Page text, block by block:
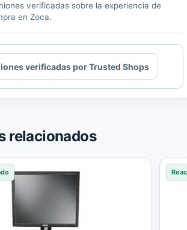
verificadas sobre la experiencia de
en Zoca.
verificadas por Trusted Shops
relacionados